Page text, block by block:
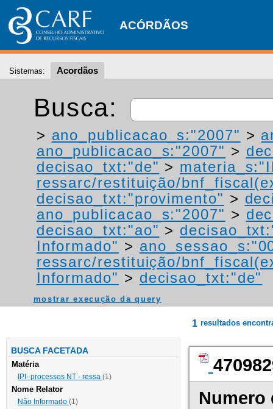
ACÓRDÃOS
Sistemas: Acordãos
Busca:
> ano_publicacao_s:"2007" >
ano_publicacao_s:"2007" >
decisao_txt:"de" >
ressarc/restituição/
decisao_txt:"provimento" >
ano_publicacao_s:"2007" >
decisao_txt:"ao" >
Informado" >
ressarc/restituição/
Informado" > decisao_txt:"de"
mostrar execução da query
BUSCA FACETADA
Matéria
IPI- processos NT - ressa (1)
Nome Relator
Não Informado (1)
1 resultados
Numero